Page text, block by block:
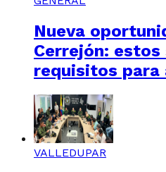
Nueva
Cerrejón: estos
requisitos para
VALLEDUPAR